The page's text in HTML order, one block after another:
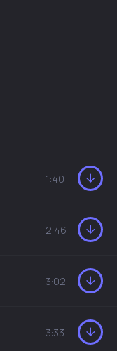
1:40
2:46
3:02
3:33